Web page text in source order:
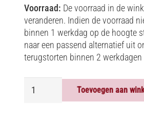
Voorraad: De voorraad in de
veranderen. Indien de voorraad
binnen 1 werkdag op de hoogte
naar een passend alternatief uit
terugstorten binnen 2 werkdagen
LAK
Toevoegen aan